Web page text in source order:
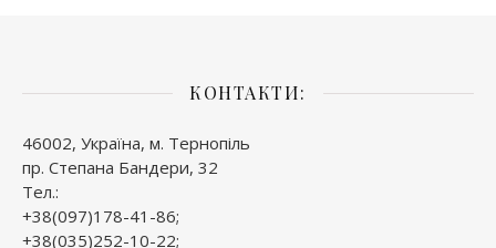
КОНТАКТИ:
46002, Україна, м. Тернопіль
пр. Степана Бандери, 32
Тел.:
+38(097)178-41-86;
+38(035)252-10-22;